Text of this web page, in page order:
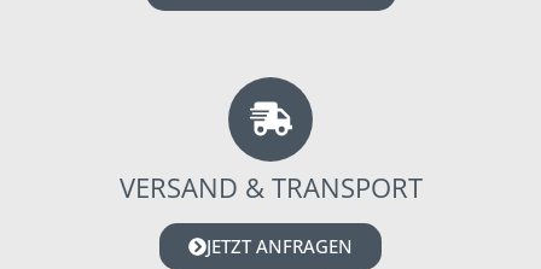
VERSAND & TRANSPORT
JETZT ANFRAGEN